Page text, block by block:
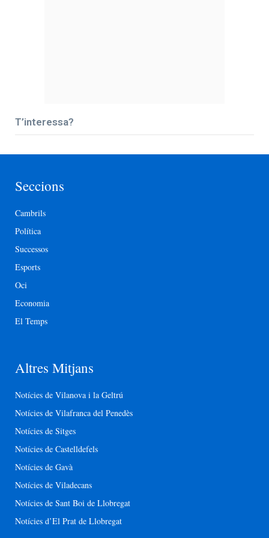
T’interessa?
Seccions
Cambrils
Política
Successos
Esports
Oci
Economia
El Temps
Altres Mitjans
Notícies de Vilanova i la Geltrú
Notícies de Vilafranca del Penedès
Notícies de Sitges
Notícies de Castelldefels
Notícies de Gavà
Notícies de Viladecans
Notícies de Sant Boi de Llobregat
Notícies d’El Prat de Llobregat